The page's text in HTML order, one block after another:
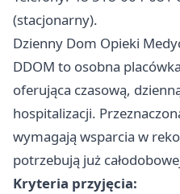
(stacjonarny).
Dzienny Dom Opieki
DDOM to osobna
oferująca czasową,
hospitalizacji.
wymagają wsparcia w
potrzebują już
Kryteria przyjęcia: